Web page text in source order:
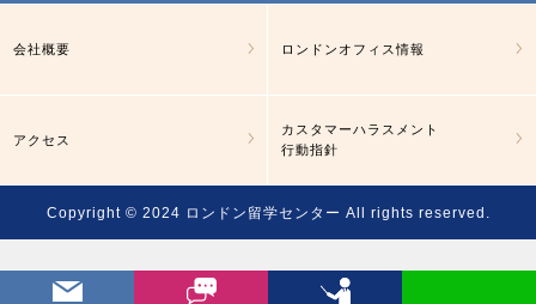
会社概要 ロンドンオフィス情報
アクセス
カスタマーハラスメント
行動指針
Copyright © 2024 ロンドン留学センター All rights reserved.